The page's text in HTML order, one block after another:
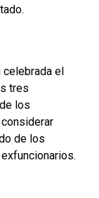
celebrada el
tres
los
de los